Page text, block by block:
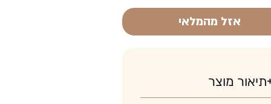
אזל מהמלאי
תיאור מוצר